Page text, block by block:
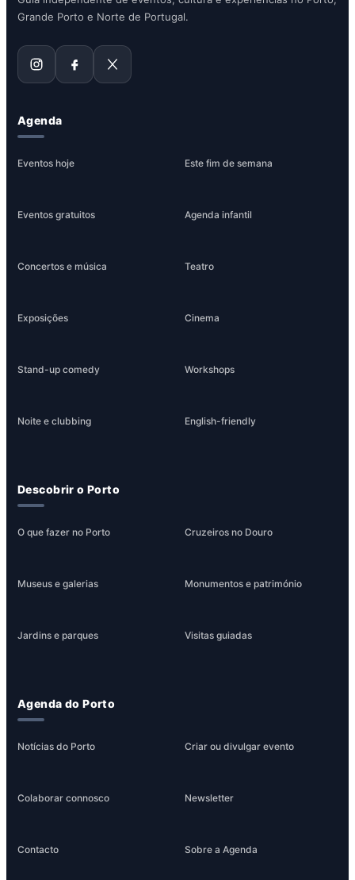
Grande Porto e Norte de Portugal.
Agenda
Eventos hoje Este fim de semana
Eventos gratuitos Agenda infantil
Concertos e música Teatro
Exposições Cinema
Stand-up comedy Workshops
Noite e clubbing English-friendly
Descobrir o Porto
O que fazer no Porto Cruzeiros no Douro
Museus e galerias Monumentos e património
Jardins e parques Visitas guiadas
Agenda do Porto
Notícias do Porto Criar ou divulgar evento
Colaborar connosco Newsletter
Contacto Sobre a Agenda